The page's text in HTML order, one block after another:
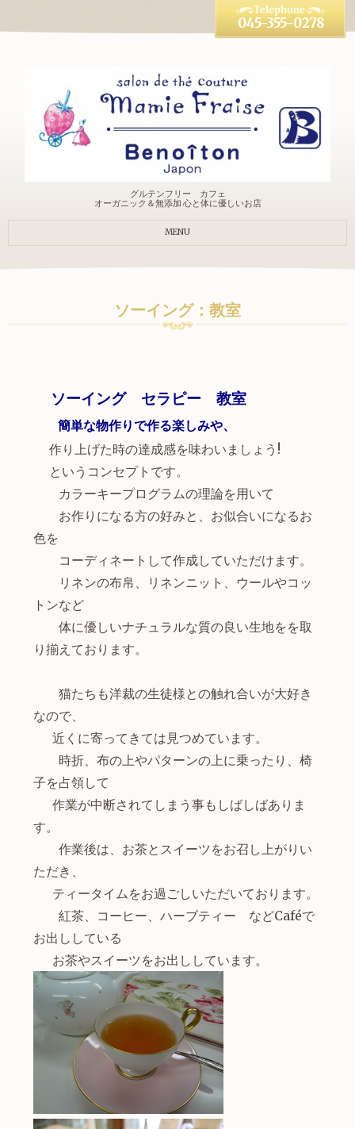
グルテンフリー カフェ
オーガニック＆無添加 心と体に優しいお店
045-355-0278
MENU
ソーイング：教室
ソーイング セラピー 教室
簡単な物作りで作る楽しみや、
作り上げた時の達成感を味わいましょう!
というコンセプトです。
カラーキープログラムの理論を用いて
お作りになる方の好みと、お似合いになるお
色を
コーディネートして作成していただけます。
リネンの布帛、リネンニット、ウールやコッ
トンなど
体に優しいナチュラルな質の良い生地をを取
り揃えております。
猫たちも洋裁の生徒様との触れ合いが大好き
なので、
近くに寄ってきては見つめています。
時折、布の上やパターンの上に乗ったり、椅
子を占領して
作業が中断されてしまう事もしばしばありま
す。
作業後は、お茶とスイーツをお召し上がりい
ただき、
ティータイムをお過ごしいただいております。
紅茶、コーヒー、ハーブティー などCaféで
お出ししている
お茶やスイーツをお出ししています。